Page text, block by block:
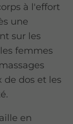
à l'effort
une
sur les
femmes
dos et les
en